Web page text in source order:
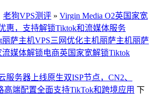
老狗VPS测评 » Virgin Media O2英国家宽
惠，支持解锁Tiktok和流媒体服务
丽萨主机VPS三网优化主机丽萨主机丽萨
流媒体解锁电商英国家宽解锁Tiktok
服务器上线原生双ISP节点，CN2、
高端配置全面支持TikTok和跨境应用 下